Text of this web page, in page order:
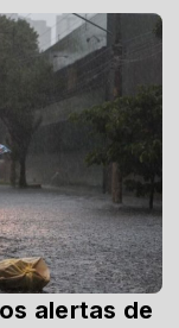
alertas de